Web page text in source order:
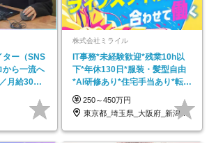
ター（SNS
から一流へ
月給30万
株式会社ミライル
IT事務*未経験歓迎*残業10h以
下*年休130日*服装・髪型自由
*AI研修あり*住宅手当あり*転勤
なし
250～450万円
東京都_埼玉県_大阪府_新潟県_福岡県